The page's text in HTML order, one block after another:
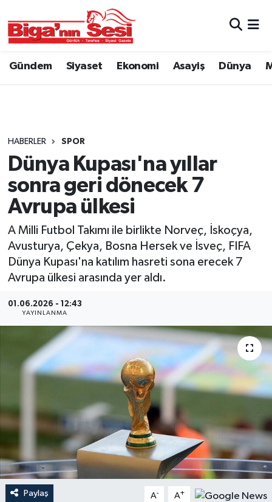
Gündem Siyaset Ekonomi Asayiş Dünya
HABERLER SPOR
Dünya Kupası'na yıllar
sonra geri dönecek 7
Avrupa ülkesi
A Milli Futbol Takımı ile birlikte Norveç, İskoçya,
Avusturya, Çekya, Bosna Hersek ve İsveç, FIFA
Dünya Kupası'na katılım hasreti sona erecek 7
Avrupa ülkesi arasında yer aldı.
01.06.2026 - 12:43
YAYINLANMA
Paylaş A- A+
Asayiş
Belediye
Dünya
Eğitim
Ekonomi
Genel
Hava Durumu
İlan
Magazin
Otomobil
Politika
Çanakkale Hava Durumu
Tüm Manşetler
Son Dakika Haberleri
Haber Arşivi